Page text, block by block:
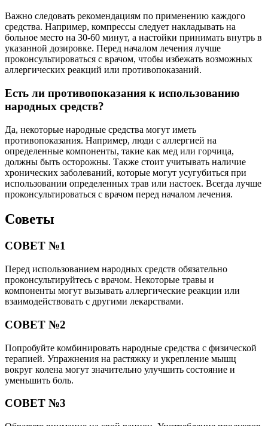
Важно следовать рекомендациям по применению каждого
средства. Например, компрессы следует накладывать на
больное место на 30-60 минут, а настойки принимать внутрь в
указанной дозировке. Перед началом лечения лучше
проконсультироваться с врачом, чтобы избежать возможных
аллергических реакций или противопоказаний.
Есть ли противопоказания к использованию
народных средств?
Да, некоторые народные средства могут иметь
противопоказания. Например, люди с аллергией на
определенные компоненты, такие как мед или горчица,
должны быть осторожны. Также стоит учитывать наличие
хронических заболеваний, которые могут усугубиться при
использовании определенных трав или настоек. Всегда лучше
проконсультироваться с врачом перед началом лечения.
Советы
СОВЕТ №1
Перед использованием народных средств обязательно
проконсультируйтесь с врачом. Некоторые травы и
компоненты могут вызывать аллергические реакции или
взаимодействовать с другими лекарствами.
СОВЕТ №2
Попробуйте комбинировать народные средства с физической
терапией. Упражнения на растяжку и укрепление мышц
вокруг колена могут значительно улучшить состояние и
уменьшить боль.
СОВЕТ №3